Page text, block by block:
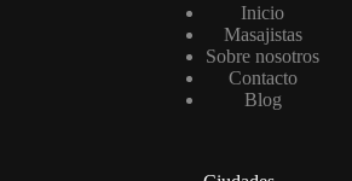
Inicio
Masajistas
Sobre nosotros
Contacto
Blog